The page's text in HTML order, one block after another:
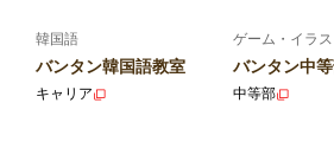
韓国語
バンタン韓国語教室
キャリア
ゲーム・イラ
バンタン中
中等部